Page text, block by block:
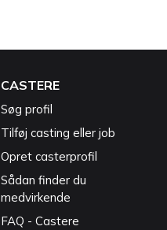
CASTERE
Søg profil
Tilføj casting eller job
Opret casterprofil
Sådan finder du
medvirkende
FAQ - Castere